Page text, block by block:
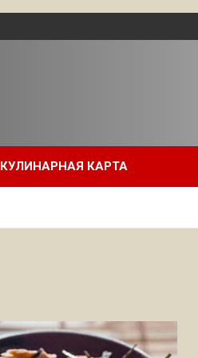
КУЛИНАРНАЯ КАРТА